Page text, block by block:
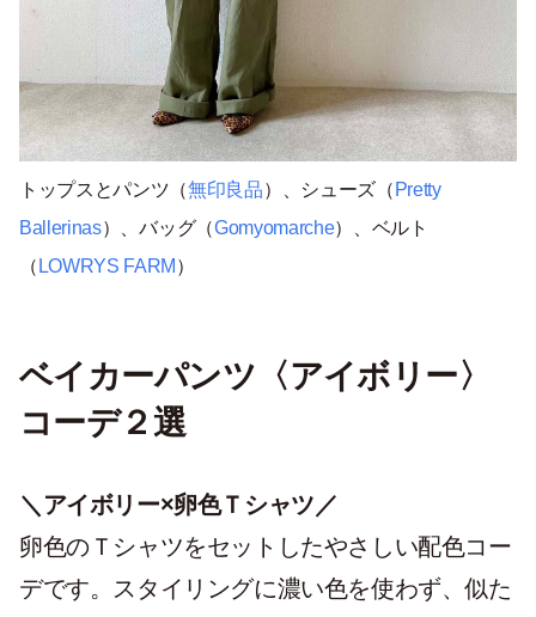
トップスとパンツ（無印良品）、シューズ（ Pretty
Ballerinas）、バッグ（Gomyomarche）、ベルト
（ LOWRYS FARM ）
ベイカーパンツ〈アイボリー〉
コーデ２選
＼アイボリー×卵色Ｔシャツ／
卵色のＴシャツをセットしたやさしい配色コー
デです。スタイリングに濃い色を使わず、似た